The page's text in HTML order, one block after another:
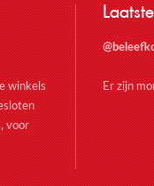
winkels
voor
Er zijn